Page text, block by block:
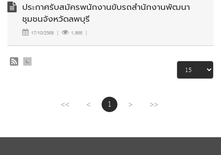
ประกาศรับสมัครพนักงานขับรถสำนักงานพัฒนา
ชุมชนจังหวัดลพบุรี
17/10/2568 | 1,866 |
<< < 1 > >>